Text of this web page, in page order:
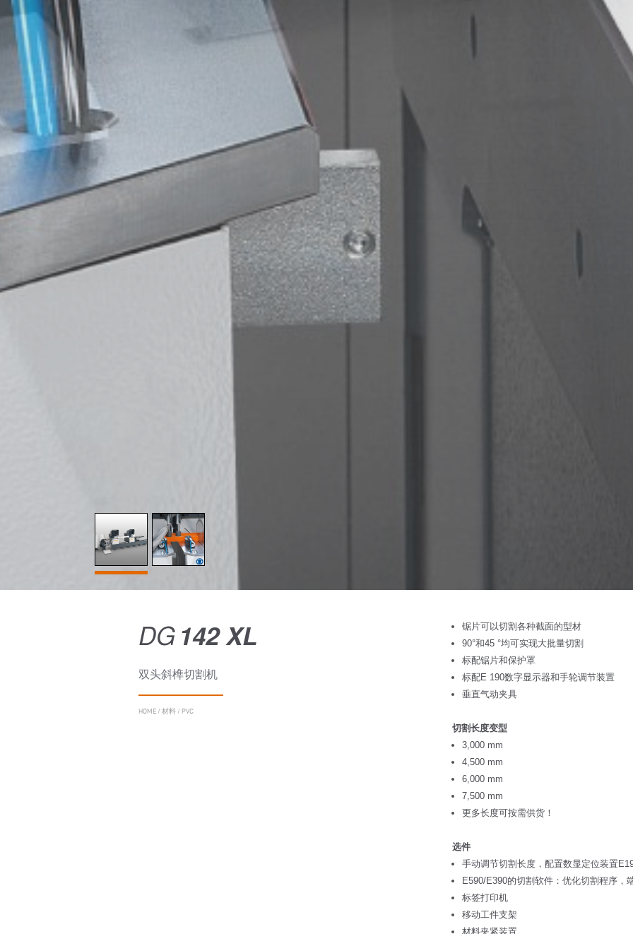
DG142 XL
双头斜榫切割机
HOME / 材料 / PVC
锯片可以切割各种截面的型材
90°和45 °均可实现大批量切割
标配锯片和保护罩
标配E 190数字显示器和手轮调节装置
垂直气动夹具
切割长度变型
3,000 mm
4,500 mm
6,000 mm
7,500 mm
更多长度可按需供货！
选件
手动调节切割长度，配置数显定位装置
E590/E390的切割软件：优化切割程序，
标签打印机
移动工件支架
材料夹紧装置